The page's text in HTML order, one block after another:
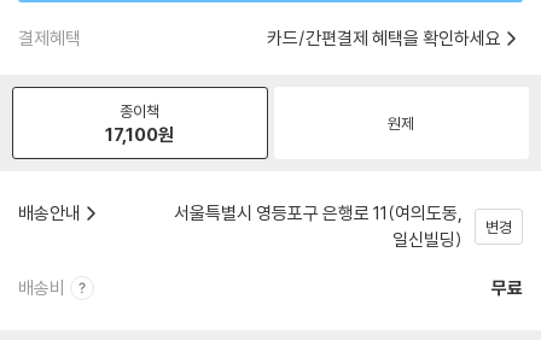
결제혜택 카드/간편결제 혜택을 확인하세요
종이책
17,100원 원제
배송안내
서울특별시 영등포구 은행로 11(여의도동,
일신빌딩)
변경
배송비 무료